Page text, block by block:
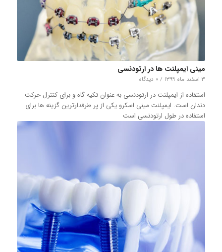
مینی ایمپلنت ها در ارتودنسی
۳ اسفند ماه ۱۳۹۹ / ۰ دیدگاه
استفاده از ایمپلنت در ارتودنسی به عنوان تکیه گاه و برای کنترل حرکت
دندان است. ایمپلنت مینی اسکرو یکی از پر طرفدارترین گزینه ها برای
استفاده در طول ارتودنسی است